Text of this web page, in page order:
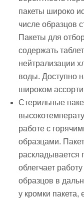
пакеты широко
числе образцов
Пакеты для
содержать
нейтрализации
воды. Доступно
широком
Стерильные
работе с
образцами.
раскладывается
облегчает
образцов в
у кромки